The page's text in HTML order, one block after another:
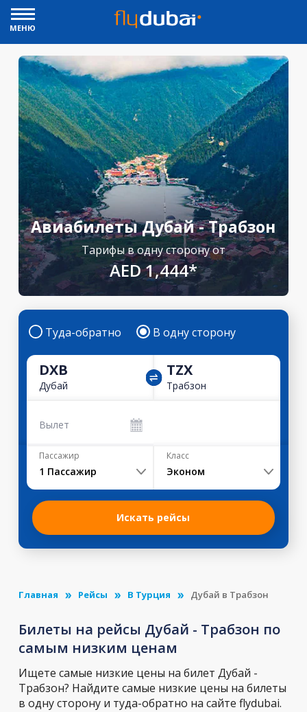
МЕНЮ
Авиабилеты Дубай - Трабзон
Тарифы в одну сторону от
AED 1,444*
Туда-обратно В одну сторону
DXB
Дубай
TZX
Трабзон
Вылет
Пассажир
1 Пассажир
Класс
Эконом
Искать рейсы
Главная Рейсы В Турция Дубай в Трабзон
Билеты на рейсы Дубай - Трабзон по
самым низким ценам
Ищете самые низкие цены на билет Дубай -
Трабзон? Найдите самые низкие цены на билеты
в одну сторону и туда-обратно на сайте flydubai.